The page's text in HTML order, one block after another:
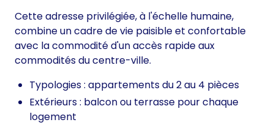
Cette adresse privilégiée, à l'échelle humaine,
combine un cadre de vie paisible et confortable
avec la commodité d'un accès rapide aux
commodités du centre-ville.
Typologies : appartements du 2 au 4 pièces
Extérieurs : balcon ou terrasse pour chaque
logement